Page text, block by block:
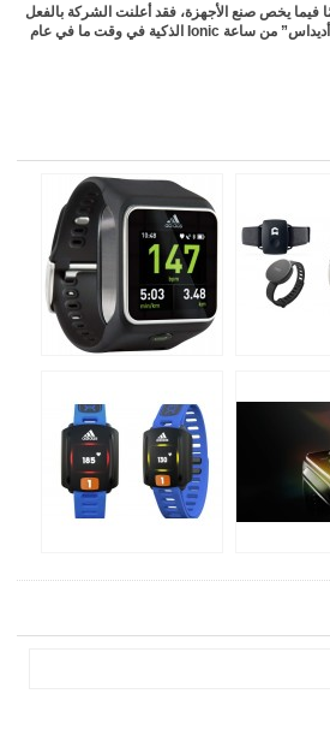
فيما يخص صنع الأجهزة، فقد أعلنت الشركة بالفعل
من ساعة Ionic
الذكية في وقت ما في عام